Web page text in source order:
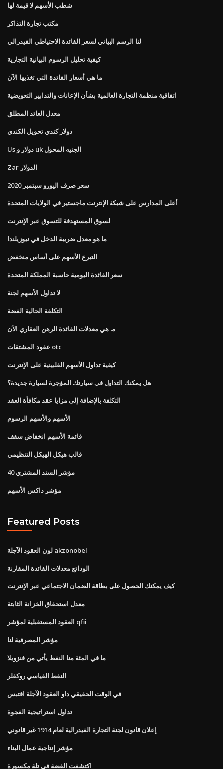
شطب الأسهم لا قيمة لها
مكتب تجارة التذاكر
لنا الرسم البياني لسعر الفائدة الاحتياطي الفيدرالي
كيفية تحليل الرسوم البيانية التجارية
ما هي أسعار الفائدة التي تغذيها الآن
اتفاقية منظمة التجارة العالمية بشأن الإعانات والتدابير التعويضية
معدل العائد المطلق
دولار كندي تحويل الكندي
Us دولار و uk الجنيه المحول
Zar الدولار
سعر صرف اليورو سبتمبر 2020
أعلى المدارس على شبكة الإنترنت ماجستير في الولايات المتحدة
السوق المستهدفة للتسوق عبر الإنترنت
ما هو معدل ضريبة الدخل في نيوزيلندا
التبرع الأسهم على أساس منخفض
سعر الفائدة اليومية حاسبة المملكة المتحدة
لا تداول الأسهم لجنة
التكلفة الحالية الفضة
ما هي معدلات الفائدة الرهن العقاري الآن
عقود المشتقات otc
كيفية تداول الأسهم الفلبينية على الإنترنت
هل يمكنك التداول في سيارتك المؤجرة لسيارة جديدة؟
التكلفة بالإضافة إلى مزايا عقد مكافأة العقد
الأسهم والأسهم الرسوم
قائمة الأسهم انخفاض سقف
قالب هيكل الهيكل التنظيمي
مؤشر السند المشتري 40
مؤشر داكس الأسهم
Featured Posts
لون العقود الآجلة akzonobel
الودائع معدلات الفائدة المقارنة
كيف يمكنك الحصول على بطاقة الضمان الاجتماعي عبر الإنترنت
معدل استحقاق الخزانة الثابتة
العقود المستقبلية لمؤشر qfii
مؤشر المصرفية لنا
ما في المئة منا النفط يأتي من فنزويلا
النفط القياسي روكفلر
في الوقت الحقيقي داو العقود الآجلة اقتبس
تداول استراتيجية الفجوة
إعلان قانون لجنة التجارة الفيدرالية لعام 1914 غير قانوني
مؤشر إنتاجية عمال البناء
اكتشفت الفضة في تلة مكسورة